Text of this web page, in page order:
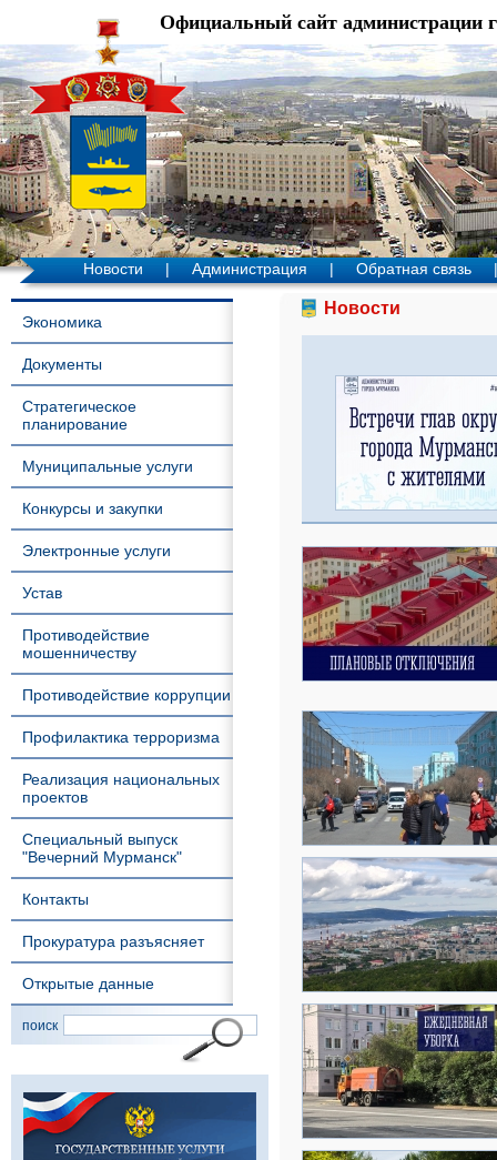
Официальный сайт администрации
Новости | Администрация | Обратная связь |
Экономика
Документы
Стратегическое
планирование
Муниципальные услуги
Конкурсы и закупки
Электронные услуги
Устав
Противодействие
мошенничеству
Противодействие коррупции
Профилактика терроризма
Реализация национальных
проектов
Специальный выпуск
"Вечерний Мурманск"
Контакты
Прокуратура разъясняет
Открытые данные
поиск
Новости